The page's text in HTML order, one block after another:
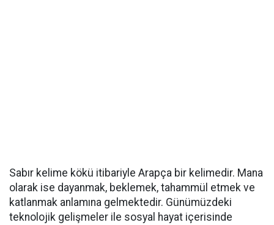
Sabır kelime kökü itibariyle Arapça bir kelimedir. Mana
olarak ise dayanmak, beklemek, tahammül etmek ve
katlanmak anlamına gelmektedir. Günümüzdeki
teknolojik gelişmeler ile sosyal hayat içerisinde